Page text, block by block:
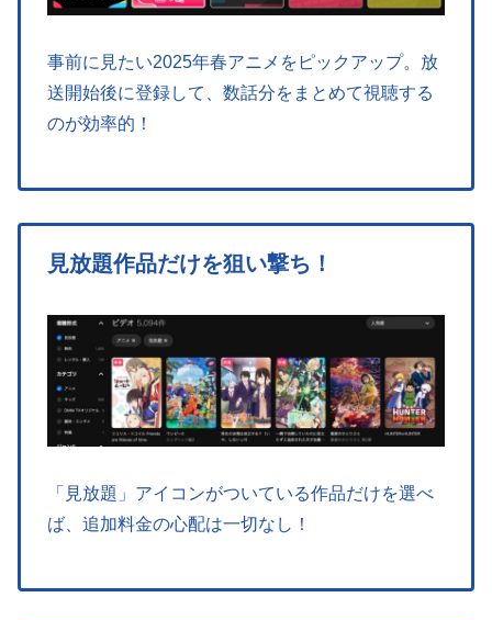
事前に見たい2025年春アニメをピックアップ。放
送開始後に登録して、数話分をまとめて視聴する
のが効率的！
見放題作品だけを狙い撃ち！
「見放題」アイコンがついている作品だけを選べ
ば、追加料金の心配は一切なし！